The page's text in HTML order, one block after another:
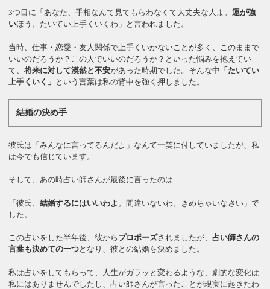
3つ目に「あなた、手相なんて見てもらわなくて大丈夫な人よ。運が強
いほう。たいてい上手くいくわ」と言われました。
当時、仕事・恋愛・友人関係で上手くいかないことが多く、このままで
いいのだろうか？この人でいいのだろうか？といった悩みを抱えてい
て、将来に対して漠然と不安があった時期でした。そんな中 「たいてい
上手くいく」 という言葉は私の背中を強く押しました。
結婚の決め手
彼氏は「みんなに言ってるんだよ」なんて一笑に付していましたが、私
は今でも信じています。
そして、あの時占い師さんが最後に言ったのは
「彼氏、結婚するにはいいわよ 。間違いないわ。きめちゃいなさい」で
した。
この占いをした半年後、彼から プロポーズされましたが、占い師さんの
言葉も決めての一つとなり、彼との結婚を決めました。
私は占いをしてもらって、人生がガラッと変わるような、劇的な変化は
私にはありませんでしたし、占い師さんが言ったことが現実に起きたわ